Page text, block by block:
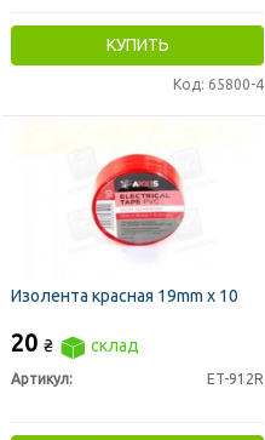
КУПИТЬ
Код: 65800-4
Изолента красная 19mm х 10
20 ₴ склад
Артикул: ET-912R